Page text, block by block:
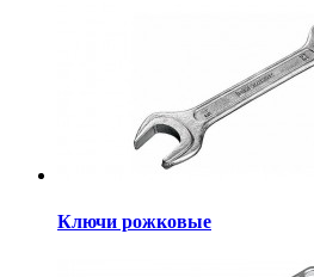
Ключи рожковые